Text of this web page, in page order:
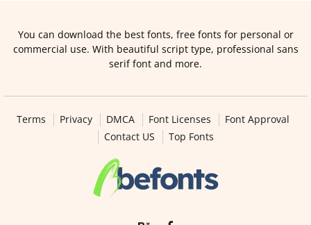
You can download the best fonts, free fonts for personal or
commercial use. With beautiful script type, professional sans
serif font and more.
Terms Privacy DMCA Font Licenses
Font Approval
Contact US
Top Fonts